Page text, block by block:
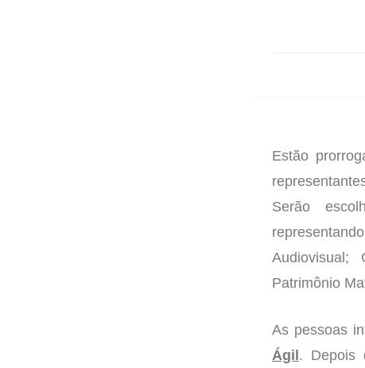
Estão
Serão
Audiovisual;
Patrimônio
As pessoas
Ágil . Depois